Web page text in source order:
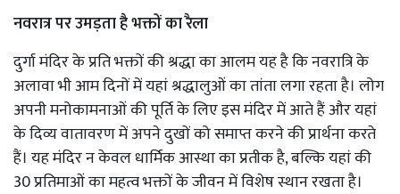
नवरात्र पर उमड़ता है भक्तों का रैला
दुर्गा मंदिर के प्रति भक्तों की श्रद्धा का आलम यह है कि नवरात्रि के
अलावा भी आम दिनों में यहां श्रद्धालुओं का तांता लगा रहता है। लोग
अपनी मनोकामनाओं की पूर्ति के लिए इस मंदिर में आते हैं और यहां
के दिव्य वातावरण में अपने दुखों को समाप्त करने की प्रार्थना करते
हैं। यह मंदिर न केवल धार्मिक आस्था का प्रतीक है, बल्कि यहां की
30 प्रतिमाओं का महत्व भक्तों के जीवन में विशेष स्थान रखता है।